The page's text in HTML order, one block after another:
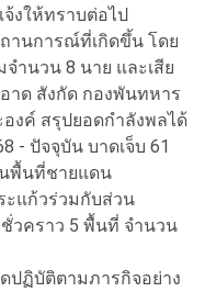
งให้ทราบต่อไป
านการณ์ที่เกิดขึ้น โดย
จำนวน 8 นาย และเสีย
าด สังกัด กองพันทหาร
งค์ สรุปยอดกำลังพลได้
- ปัจจุบัน บาดเจ็บ 61
นพื้นที่ชายแดน
ะแก้วร่วมกับส่วน
วคราว 5 พื้นที่ จำนวน
ปฏิบัติตามภารกิจอย่าง